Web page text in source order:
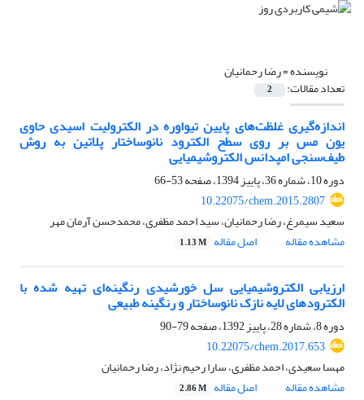
نویسنده =رضا رحمانیان
تعداد مقالات: 2
اندازه‌گیری غلظت‌های پایین تیواوره در الکترولیت‌ اسیدی حاوی
یون مس بر روی سطح الکترود نانوساختار پلاتین به روش
طیف‌سنجی امپدانس الکتروشیمیایی
دوره 10، شماره 36، پاییز 1394، صفحه
53-66
10.22075/chem.2015.2807
سعید سیمرغ، رضا رحمانیان، سید احمد مظفری، محمدحسن آرمان مهر
مشاهده مقاله
اصل مقاله 1.13 M
ارزیابی الکتروشیمیایی سل خورشیدی رنگینه‌ای تهیه شده با
الکترودهای لایه نازک نانوساختار و رنگینه طبیعی
دوره 8، شماره 28، پاییز 1392، صفحه
79-90
10.22075/chem.2017.653
مهسا سعیدی، احمد مظفری، سارا رحیم نژاد، رضا رحمانیان
مشاهده مقاله
اصل مقاله 2.86 M